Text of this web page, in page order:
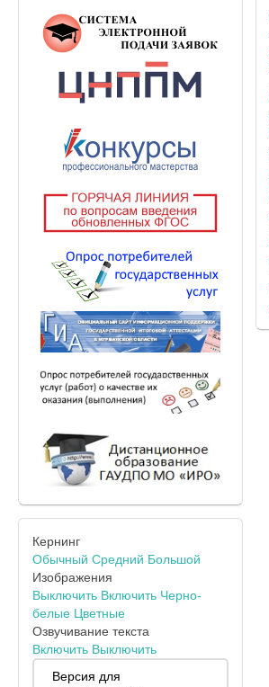
Кернинг
Обычный Средний Большой
Изображения
Выключить Включить Черно-
белые Цветные
Озвучивание текста
Включить Выключить
Версия для